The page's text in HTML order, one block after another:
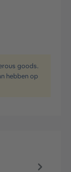
goods.
hebben op